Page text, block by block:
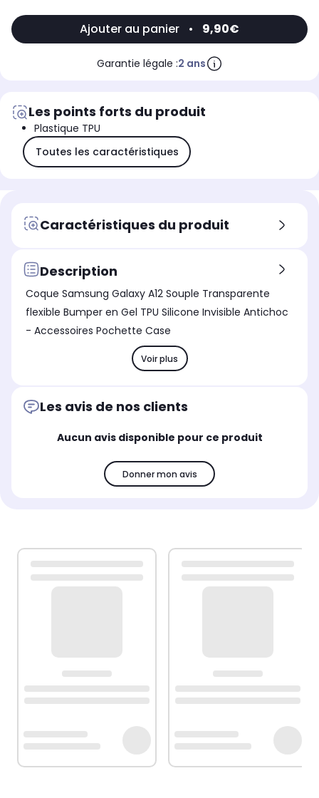
Ajouter au panier • 9,90€
Garantie légale :2 ans
Les points forts du produit
Plastique TPU
Toutes les caractéristiques
Caractéristiques du produit
Description
Coque Samsung Galaxy A12 Souple Transparente
flexible Bumper en Gel TPU Silicone Invisible Antichoc
- Accessoires Pochette Case
Voir plus
Les avis de nos clients
Aucun avis disponible pour ce produit
Donner mon avis